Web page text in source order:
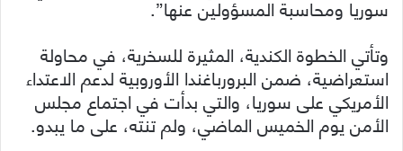
سوريا ومحاسبة المسؤولين عنها”.
وتأتي الخطوة الكندية، المثيرة للسخرية، في محاولة
استعراضية، ضمن البرورباغندا الأوروبية لدعم الاعتداء
الأمريكي على سوريا، والتي بدأت في اجتماع مجلس
الأمن يوم الخميس الماضي، ولم تنته، على ما يبدو.